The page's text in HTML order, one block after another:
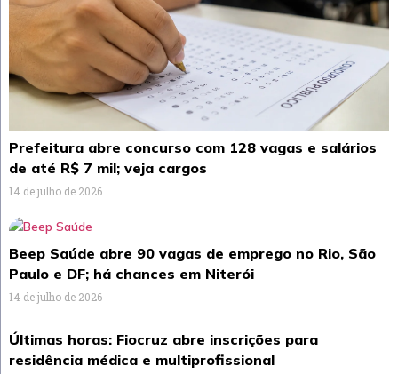
Prefeitura abre concurso com 128 vagas e salários
de até R$ 7 mil; veja cargos
14 de julho de 2026
Beep Saúde abre 90 vagas de emprego no Rio, São
Paulo e DF; há chances em Niterói
14 de julho de 2026
Últimas horas: Fiocruz abre inscrições para
residência médica e multiprofissional